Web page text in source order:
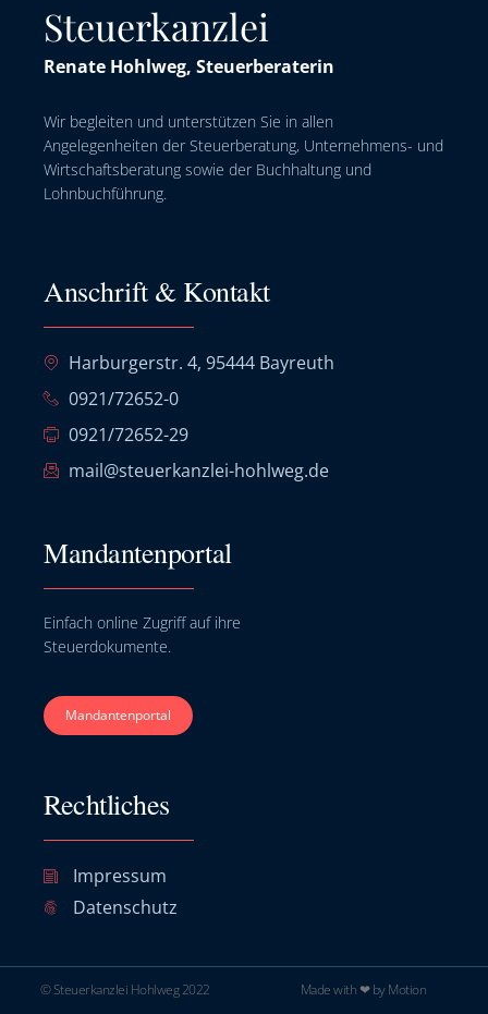
Steuerkanzlei
Renate Hohlweg, Steuerberaterin
Wir begleiten und unterstützen Sie in allen
Angelegenheiten der Steuerberatung, Unternehmens- und
Wirtschaftsberatung sowie der Buchhaltung und
Lohnbuchführung.
Anschrift & Kontakt
Harburgerstr. 4, 95444 Bayreuth
0921/72652-0
0921/72652-29
mail@steuerkanzlei-hohlweg.de
Mandantenportal
Einfach online Zugriff auf ihre
Steuerdokumente.
Mandantenportal
Rechtliches
Impressum
Datenschutz
© Steuerkanzlei Hohlweg 2022 Made with ❤ by Motion